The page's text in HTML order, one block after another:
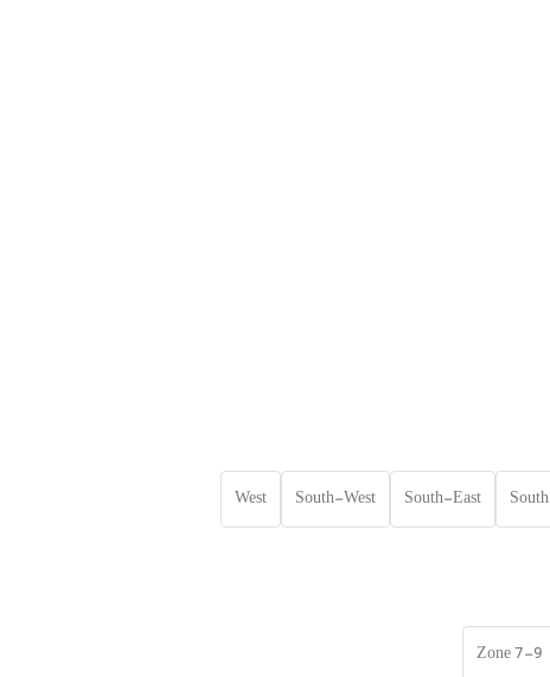
South
South-East
South-West
West
Zone 7-9